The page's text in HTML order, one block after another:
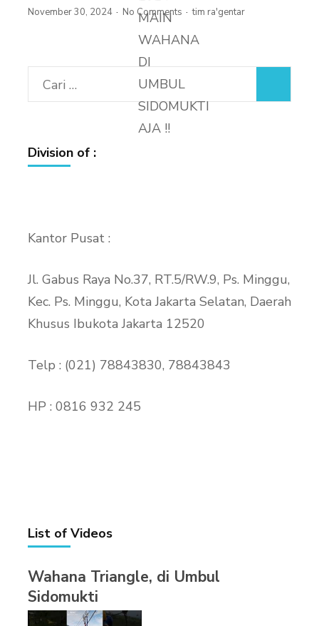
November 30, 2024 No Comments tim ra'gentar
Cari
untuk:
Division of :
Kantor Pusat :
Jl. Gabus Raya No.37, RT.5/RW.9, Ps. Minggu,
Kec. Ps. Minggu, Kota Jakarta Selatan, Daerah
Khusus Ibukota Jakarta 12520
Telp : (021) 78843830, 78843843
HP : 0816 932 245
List of Videos
Wahana Triangle, di Umbul
Sidomukti